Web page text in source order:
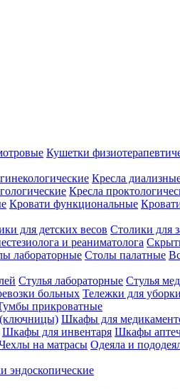
Кушетки
Кресла
Кресла
Кровати функциональные
для детских весов Столики для
и реаниматолога
лабораторные Столы палатные
Стулья лабораторные Стулья
больных Тележки для
прикроватные
Шкафы для
Шкафы для инвентаря Шкафы
на матрасы Одеяла и
эндоскопические